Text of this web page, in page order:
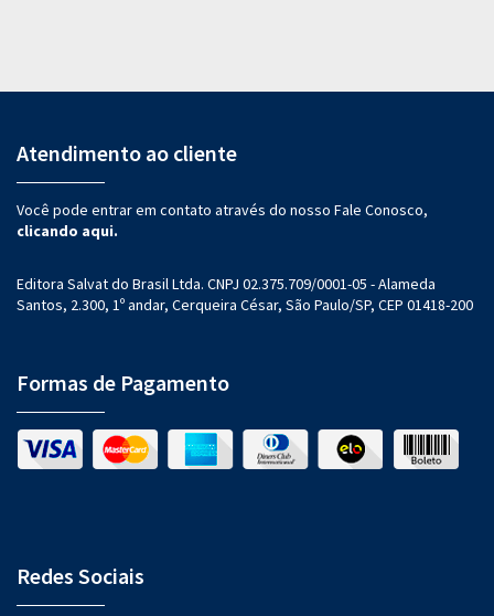
Atendimento ao cliente
Você pode entrar em contato através do nosso Fale Conosco,
clicando aqui.
Editora Salvat do Brasil Ltda. CNPJ 02.375.709/0001-05 - Alameda
Santos, 2.300, 1º andar, Cerqueira César, São Paulo/SP, CEP 01418-200
Formas de Pagamento
Redes Sociais